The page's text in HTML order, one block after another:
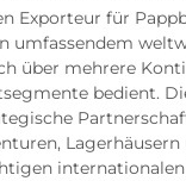
Exporteur für
umfassendem
über mehrere
bedient.